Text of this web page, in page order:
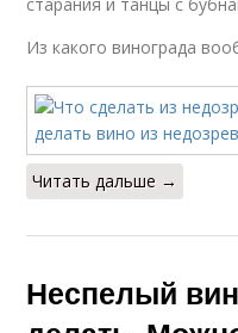
Из какого винограда
Читать дальше →
Неспелый